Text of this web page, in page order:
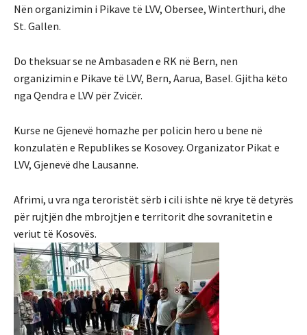
Nën organizimin i Pikave të LVV, Obersee, Winterthuri, dhe
St. Gallen.
Do theksuar se ne Ambasaden e RK në Bern, nen
organizimin e Pikave të LVV, Bern, Aarua, Basel. Gjitha këto
nga Qendra e LVV për Zvicër.
Kurse ne Gjenevë homazhe per policin hero u bene në
konzulatën e Republikes se Kosovey. Organizator Pikat e
LVV, Gjenevë dhe Lausanne.
Afrimi, u vra nga teroristët sërb i cili ishte në krye të detyrës
për rujtjën dhe mbrojtjen e territorit dhe sovranitetin e
veriut të Kosovës.